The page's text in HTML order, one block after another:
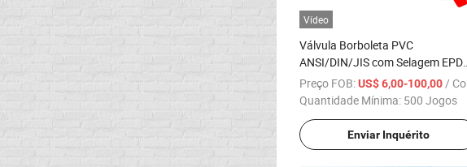
Vídeo
Válvula Borboleta PVC
ANSI/DIN/JIS com Selagem EPDM
Vendida em Lote na Indústria da
China Pn10
Preço FOB:US$ 6,00-100,00 / Conjunto
Quantidade Mínima: 500 Jogos
Enviar Inquérito